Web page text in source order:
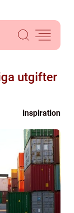
utgifter
inspiration